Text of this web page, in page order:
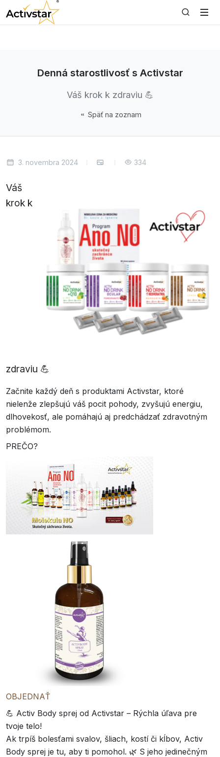
Denná starostlivosť s Activstar
Váš krok k zdraviu 💪
Späť na zoznam
3. novembra 2024 334
Váš
krok k
zdraviu 💪
Začnite každý deň s produktami Activstar, ktoré
nielenže zlepšujú váš pocit pohody, zvyšujú energiu,
dlhovekosť, ale pomáhajú aj predchádzať zdravotným
problémom.
PREČO?
OBJEDNAŤ
💪 Activ Body sprej od Activstar – Rýchla úľava pre
tvoje telo!
Ak trpíš bolesťami svalov, šliach, kostí či kĺbov, Activ
Body sprej je tu, aby ti pomohol. 🌿 S jeho jedinečným